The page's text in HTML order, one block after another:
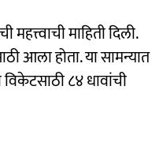
माहिती दिली.
आला होता. या सामन्यात
८४ धावांची